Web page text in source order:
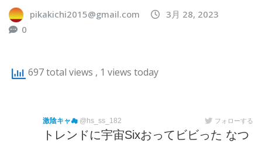
pikakichi2015@gmail.com
3月 28, 2023
0
697 total views , 1 views today
激陰キャ☁ @hs_ss_182 フォローする
トレンドに宇宙Sixおってビビった なつ